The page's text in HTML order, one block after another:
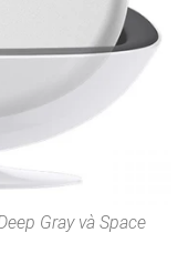
Gray và Space